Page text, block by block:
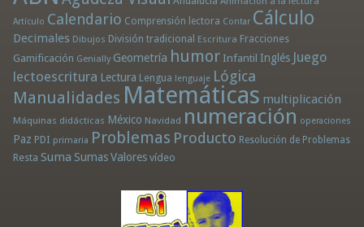
Artículo Calendario Comprensión lectora Contar Cálculo
Decimales Dibujos División tradicional Escritura Fracciones
Gamificación Genially Geometría humor Infantil Inglés Juego
lectoescritura Lectura Lengua lenguaje Lógica
Manualidades Matemáticas multiplicación
Máquinas didácticas México Navidad numeración operaciones
Paz PDI primaria Problemas Producto Resolución de Problemas
Resta Suma Sumas Valores vídeo